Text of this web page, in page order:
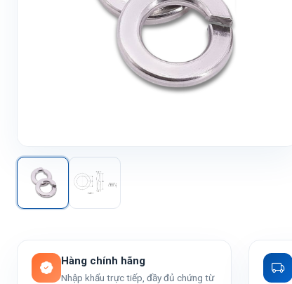
Hàng chính hãng
Nhập khẩu trực tiếp, đầy đủ chứng từ